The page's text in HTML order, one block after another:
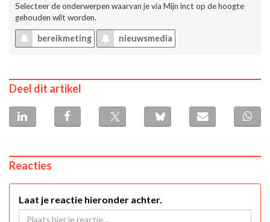
Selecteer de onderwerpen waarvan je via Mijn inct op de hoogte
gehouden wilt worden.
bereikmeting nieuwsmedia
Deel dit artikel
Reacties
Laat je reactie hieronder achter.